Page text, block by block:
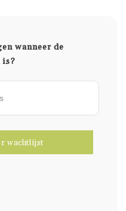
wanneer de
is?